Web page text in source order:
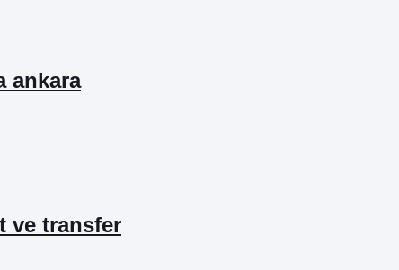
ankara
ve transfer